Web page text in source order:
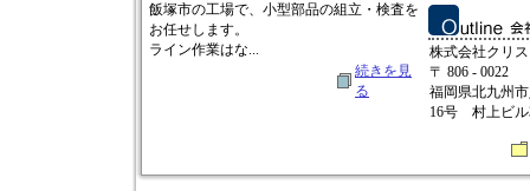
飯塚市の工場で、小型部品の組立・検査を
お任せします。
ライン作業はな...
続きを見
る
株式会社クリ
〒 806 - 0022
福岡県北九州
16号 村上ビル